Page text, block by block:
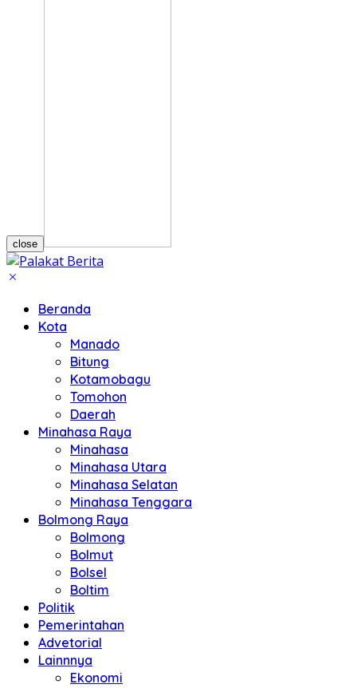
close
Beranda
Kota
Manado
Bitung
Kotamobagu
Tomohon
Daerah
Minahasa Raya
Minahasa
Minahasa Utara
Minahasa Selatan
Minahasa Tenggara
Bolmong Raya
Bolmong
Bolmut
Bolsel
Boltim
Politik
Pemerintahan
Advetorial
Lainnnya
Ekonomi